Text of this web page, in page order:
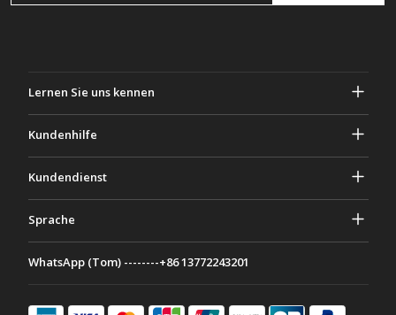
Lernen Sie uns kennen
Geschäftsbedingungen
Kundenhilfe
Kontaktiere uns
Kundendienst
Zahlungsmethoden
Sprache
Français
WhatsApp (Tom) --------+86 13772243201